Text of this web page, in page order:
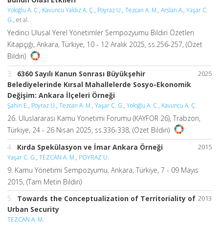
Yoloğlu A. C., Kavuncu Yaldız A. Ç., Poyraz U., Tezcan A. M., Arslan A., Yaşar C.
G., et al.
Yedinci Ulusal Yerel Yönetimler Sempozyumu Bildiri Özetleri
Kitapçığı, Ankara, Türkiye, 10 - 12 Aralık 2025, ss.256-257, (Özet
Bildiri)
2025
3.
6360 Sayılı Kanun Sonrası Büyükşehir
Belediyelerinde Kırsal Mahallelerde Sosyo-Ekonomik
Değişim: Ankara İlçeleri Örneği
Şahin E., Poyraz U., Tezcan A. M., Yaşar C. G., Yoloğlu A. C., Kavuncu A. Ç.
26. Uluslararası Kamu Yönetimi Forumu (KAYFOR 26), Trabzon,
Türkiye, 24 - 26 Nisan 2025, ss.336-338, (Özet Bildiri)
2015
4. Kırda Spekülasyon ve İmar Ankara Örneği
Yaşar C. G., TEZCAN A. M., POYRAZ U.
9. Kamu Yönetimi Sempozyumu, Ankara, Türkiye, 7 - 09 Mayıs
2015, (Tam Metin Bildiri)
2013
5. Towards the Conceptualization of Territoriality of
Urban Security
TEZCAN A. M.